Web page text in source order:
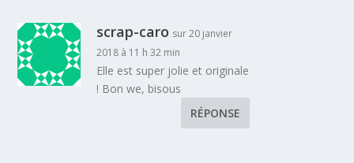
scrap-caro sur 20 janvier
2018 à 11 h 32 min
Elle est super jolie et originale
! Bon we, bisous
RÉPONSE